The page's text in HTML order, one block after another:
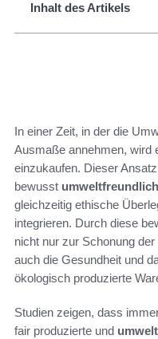
Inhalt des Artikels
In einer Zeit, in der die
Ausmaße annehmen, wird
einzukaufen. Dieser
bewusst
gleichzeitig ethische
integrieren. Durch diese
nicht nur zur Schonung
auch die Gesundheit und
ökologisch produzierte
Studien zeigen, dass
fair produzierte und